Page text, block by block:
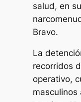
salud, en
Bravo.
La
recorridos
operativo,
masculinos